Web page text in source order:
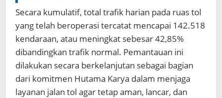
Secara kumulatif, total trafik harian pada ruas tol
yang telah beroperasi tercatat mencapai 142.518
kendaraan, atau meningkat sebesar 42,85%
dibandingkan trafik normal. Pemantauan ini
dilakukan secara berkelanjutan sebagai bagian
dari komitmen Hutama Karya dalam menjaga
layanan jalan tol agar tetap aman, lancar, dan